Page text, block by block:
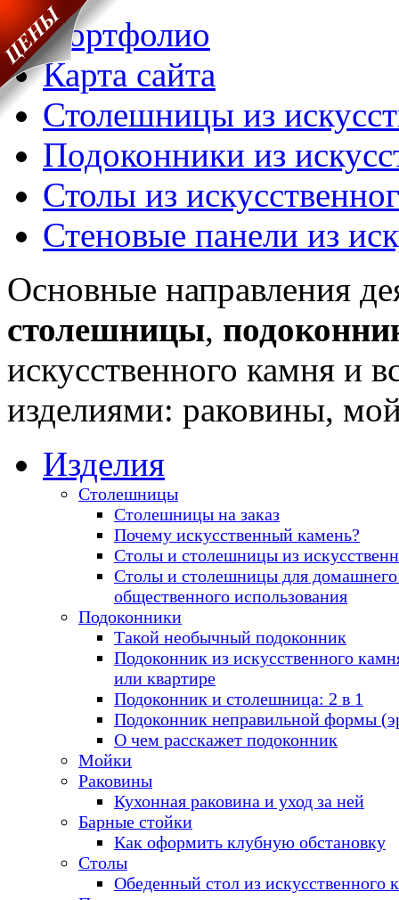
Портфолио
Карта сайта
Столешницы из
Подоконники из
Столы из
Стеновые панели из
Основные направления
столешницы,
искусственного камня и
изделиями: раковины,
Изделия
Столешницы
Столешницы на заказ
Почему искусственный камень?
Столы и столешницы из
Столы и столешницы для
общественного использования
Подоконники
Такой необычный подоконник
Подоконник из искусственного
или квартире
Подоконник и столешница: 2 в 1
Подоконник неправильной формы
О чем расскажет подоконник
Мойки
Раковины
Кухонная раковина и уход за ней
Барные стойки
Как оформить клубную обстановку
Столы
Обеденный стол из искусственного